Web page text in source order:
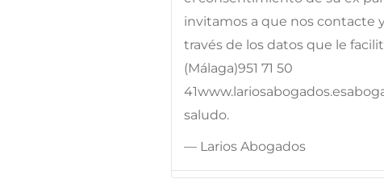
invitamos a que nos contacte
través de los datos que le
(Málaga)951 71 50
saludo.
— Larios Abogados